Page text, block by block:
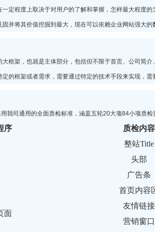
程度上取决于对用户的了解和掌握，怎样最大程度的
固并将其价值挖掘到最大，现在可以依赖企业网站强大的
大框架，也就是主体部分，包括但不限于首页、公司简
定的框架或者需求，需要通过特定的技术手段来实现，
司通用的全面质检标准，涵盖五轮20大项84小项质检
序 质检内容
面
整站Title
头部
广告条
首页内容
友情链接
营销窗口